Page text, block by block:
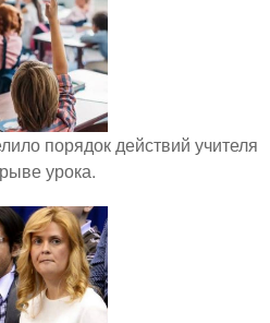
порядок действий учителя
урока.